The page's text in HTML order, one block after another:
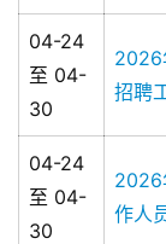
04-24
至 04-
30
2026
招聘
04-24
至 04-
30
2026
作人